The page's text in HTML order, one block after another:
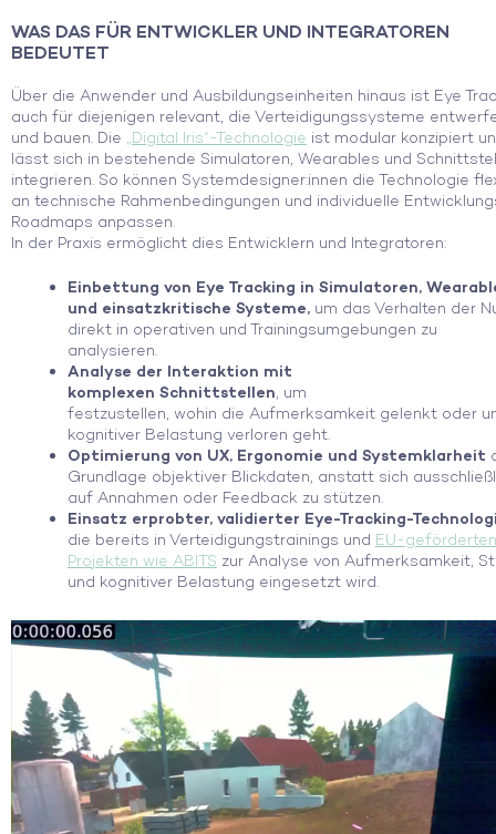
WAS DAS FÜR ENTWICKLER UND INTEGRATOREN
BEDEUTET
Über die Anwender und Ausbildungseinheiten hinaus ist Eye
auch für diejenigen relevant, die Verteidigungssysteme
und bauen. Die
„Digital Iris“-Technologie ist modular konzipiert
lässt sich in bestehende Simulatoren, Wearables und
integrieren. So können Systemdesigner:innen die Technologie
an technische Rahmenbedingungen und individuelle
Roadmaps anpassen.
In der Praxis ermöglicht dies Entwicklern und Integratoren:
Einbettung von Eye Tracking in Simulatoren,
und einsatzkritische Systeme, um das Verhalten der
direkt in operativen und Trainingsumgebungen zu
analysieren.
Analyse der Interaktion mit
komplexen Schnittstellen , um
festzustellen, wohin die Aufmerksamkeit gelenkt oder
kognitiver Belastung verloren geht.
Optimierung von UX, Ergonomie und Systemklarheit
Grundlage objektiver Blickdaten, anstatt sich
auf Annahmen oder Feedback zu stützen.
Einsatz erprobter, validierter Eye-Tracking-
die bereits in Verteidigungstrainings und EU-geförderten
Projekten wie ABITS zur Analyse von Aufmerksamkeit,
und kognitiver Belastung eingesetzt wird.